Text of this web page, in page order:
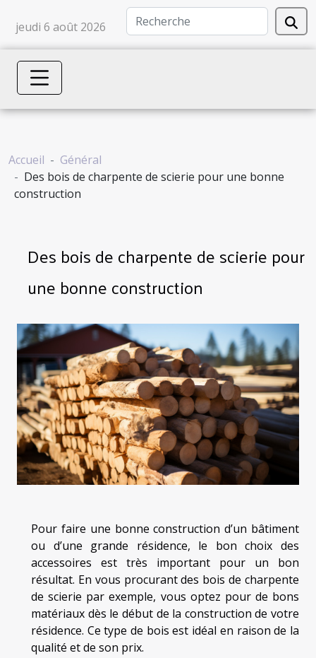
jeudi 6 août 2026
Accueil
Général
Des bois de charpente de scierie pour une bonne
construction
Des bois de charpente de scierie pour
une bonne construction
Pour faire une bonne construction d’un bâtiment
ou d’une grande résidence, le bon choix des
accessoires est très important pour un bon
résultat. En vous procurant des bois de charpente
de scierie par exemple, vous optez pour de bons
matériaux dès le début de la construction de votre
résidence. Ce type de bois est idéal en raison de la
qualité et de son prix.